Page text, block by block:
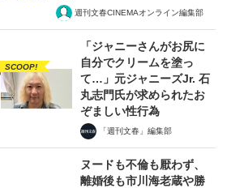
週刊文春CINEMAオンライン編集部
SCOOP!
「ジャニーさんがお尻に
自分でクリームを塗っ
て…」元ジャニーズJr. 石
丸志門氏が求められたお
ぞましい性行為
「週刊文春」編集部
ヌードも不倫も厭わず、
離婚後も市川海老蔵や勝